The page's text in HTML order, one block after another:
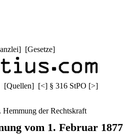
] [Gesetze]
[Quellen] [<] § 316 StPO [>]
Hemmung der Rechtskraft
vom 1. Februar 1877